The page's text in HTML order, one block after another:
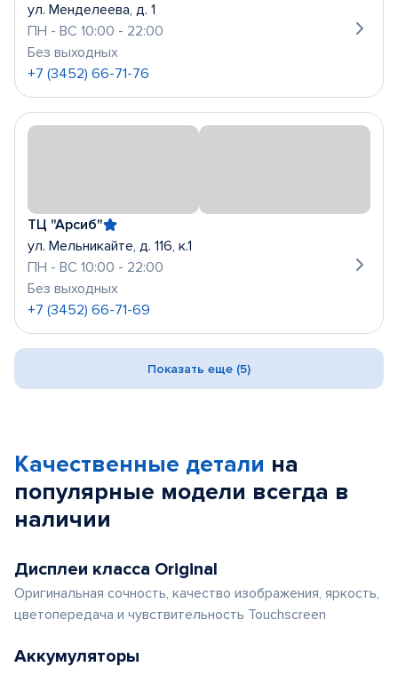
ул. Менделеева, д. 1
ПН - ВС 10:00 - 22:00
Без выходных
+7 (3452) 66-71-76
ТЦ "Арсиб"
ул. Мельникайте, д. 116, к.1
ПН - ВС 10:00 - 22:00
Без выходных
+7 (3452) 66-71-69
Показать еще (5)
Качественные детали на
популярные модели всегда в
наличии
Дисплеи класса Original
Оригинальная сочность, качество изображения, яркость,
цветопередача и чувствительность Touchscreen
Аккумуляторы